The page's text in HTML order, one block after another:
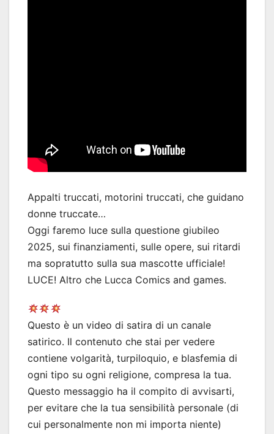
Appalti truccati, motorini truccati, che guidano
donne truccate…
Oggi faremo luce sulla questione giubileo
2025, sui finanziamenti, sulle opere, sui ritardi
ma sopratutto sulla sua mascotte ufficiale!
LUCE! Altro che Lucca Comics and games.
Questo è un video di satira di un canale
satirico. Il contenuto che stai per vedere
contiene volgarità, turpiloquio, e blasfemia di
ogni tipo su ogni religione, compresa la tua.
Questo messaggio ha il compito di avvisarti,
per evitare che la tua sensibilità personale (di
cui personalmente non mi importa niente)